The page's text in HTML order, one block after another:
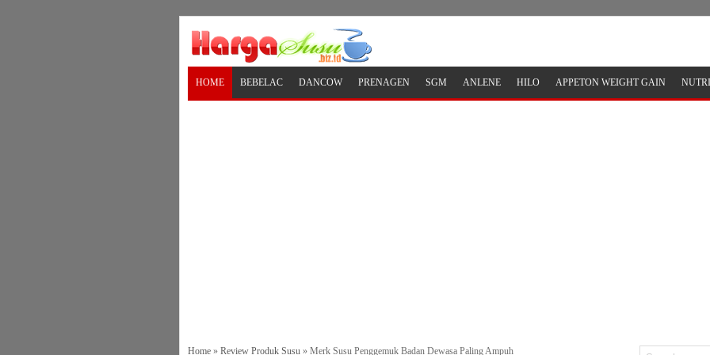
HOME BEBELAC DANCOW PRENAGEN SGM ANLENE HILO APPETON WEIGHT GAIN
Home » Review Produk Susu » Merk Susu Penggemuk Badan Dewasa Paling Ampuh